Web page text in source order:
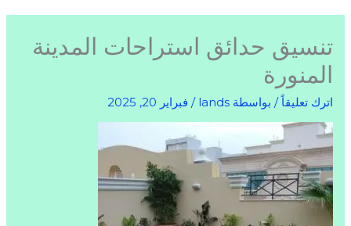
تنسيق حدائق استراحات المدينة
المنورة
اترك تعليقاً / بواسطة lands
/ فبراير 20, 2025